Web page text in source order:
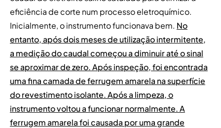
eficiência de corte num processo eletroquímico.
Inicialmente, o instrumento funcionava bem. No
entanto, após dois meses de utilização intermitente,
a medição do caudal começou a diminuir até o sinal
se aproximar de zero. Após inspeção, foi encontrada
uma fina camada de ferrugem amarela na superfície
do revestimento isolante. Após a limpeza, o
instrumento voltou a funcionar normalmente. A
ferrugem amarela foi causada por uma grande